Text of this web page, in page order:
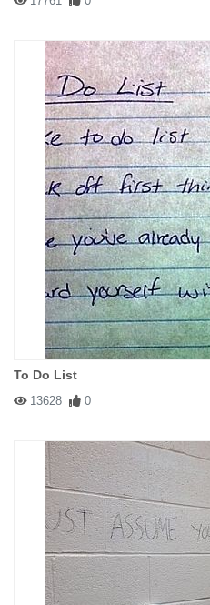
To Do List
13628 0